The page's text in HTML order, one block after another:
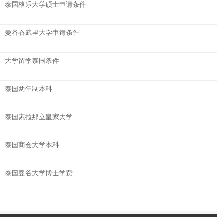
泰国格乐大学硕士申请条件
曼谷吞武里大学申请条件
大学留学泰国条件
泰国两年制本科
泰国素拉那立皇家大学
泰国商会大学本科
泰国曼谷大学博士学费